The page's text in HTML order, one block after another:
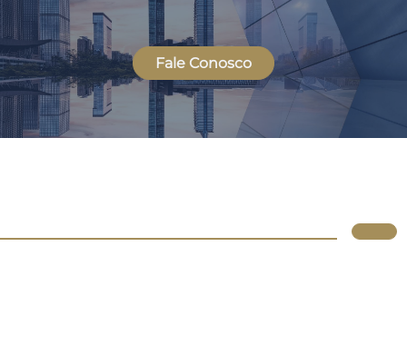
Fale Conosco